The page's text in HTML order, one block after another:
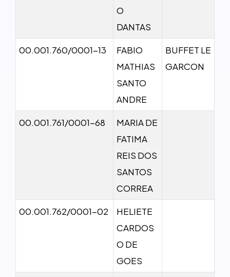
O
DANTAS
00.001.760/0001-13
FABIO
MATHIAS
SANTO
ANDRE
BUFFET LE
GARCON
00.001.761/0001-68
MARIA DE
FATIMA
REIS DOS
SANTOS
CORREA
00.001.762/0001-02
HELIETE
CARDOS
O DE
GOES